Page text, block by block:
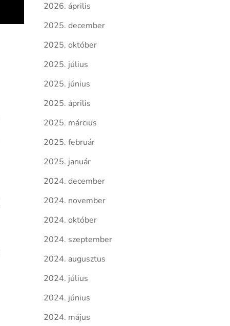
2026. április
2025. december
2025. október
2025. július
2025. június
2025. április
2025. március
2025. február
2025. január
2024. december
2024. november
2024. október
2024. szeptember
2024. augusztus
2024. július
2024. június
2024. május